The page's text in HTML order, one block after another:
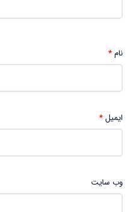
نام*
ایمیل*
وب‌ سایت